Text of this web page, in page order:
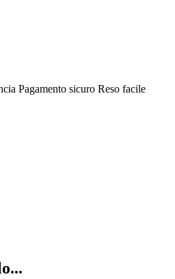
Pagamento sicuro Reso facile